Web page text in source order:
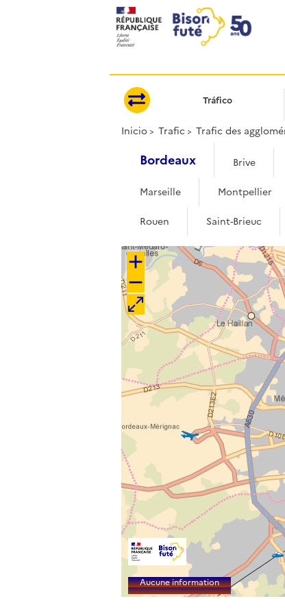
Tráfico
Inicio Trafic Trafic des
Bordeaux Brive
Marseille Montpellier
Rouen Saint-Brieuc
+
−
Aucune information